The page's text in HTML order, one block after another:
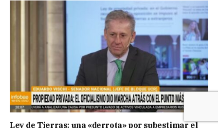
Ley de Tierras: una «derrota» por subestimar el